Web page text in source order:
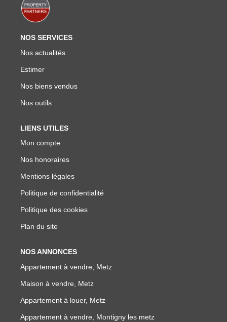
NOS SERVICES
Nos actualités
Estimer
Nos biens vendus
Nos outils
LIENS UTILES
Mon compte
Nos honoraires
Mentions légales
Politique de confidentialité
Politique des cookies
Plan du site
NOS ANNONCES
Appartement à vendre, Metz
Maison à vendre, Metz
Appartement à louer, Metz
Appartement à vendre, Montigny les metz